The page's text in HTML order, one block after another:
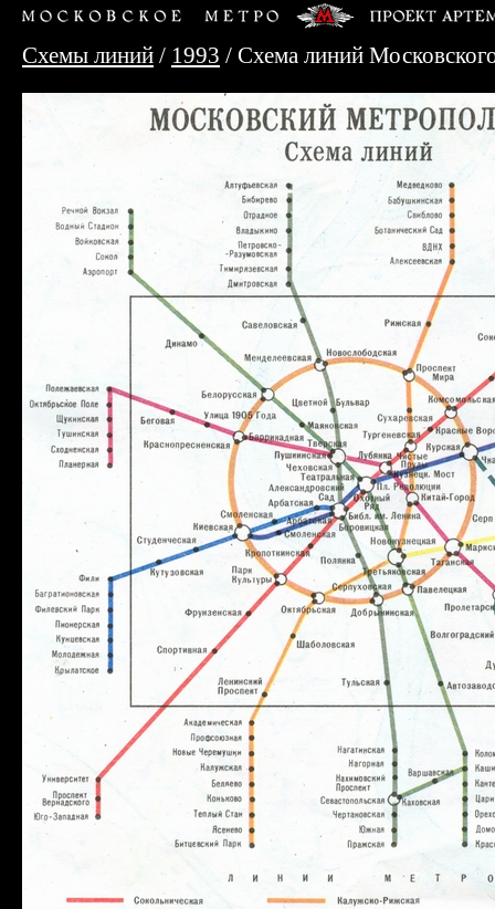
Схемы линий / 1993 / Схема линий